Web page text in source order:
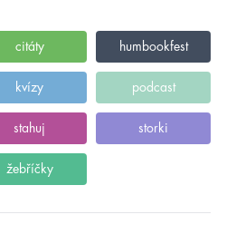
citáty humbookfest
kvízy podcast
stahuj storki
žebříčky